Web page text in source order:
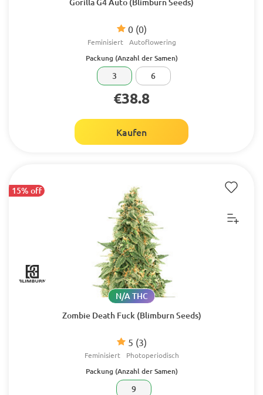
0 (0)
Feminisiert Autoflowering
Packung (Anzahl der Samen)
3 6
€38.8
Kaufen
15% off
Zombie Death Fuck (Blimburn Seeds)
5 (3)
N/A THC
Feminisiert Photoperiodisch
Packung (Anzahl der Samen)
9